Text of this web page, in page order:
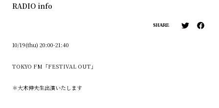
RADIO info
SHARE
10/19(thu) 20:00-21:40
TOKYO FM「FESTIVAL OUT」
＊大木伸夫生出演いたします